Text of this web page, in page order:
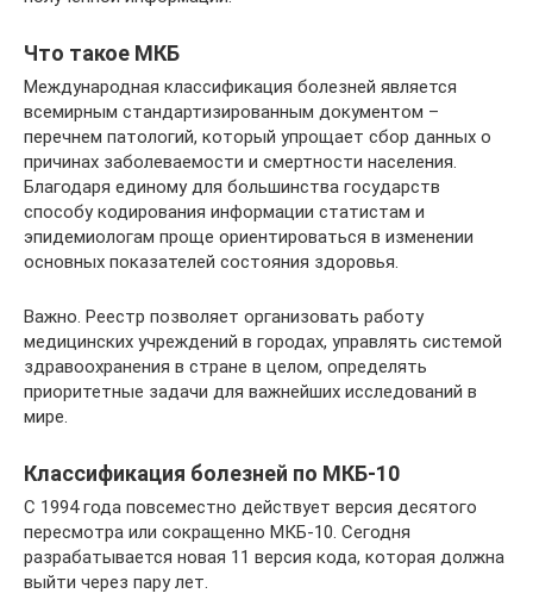
Что такое МКБ
Международная классификация болезней является
всемирным стандартизированным документом –
перечнем патологий, который упрощает сбор данных о
причинах заболеваемости и смертности населения.
Благодаря единому для большинства государств
способу кодирования информации статистам и
эпидемиологам проще ориентироваться в изменении
основных показателей состояния здоровья.
Важно. Реестр позволяет организовать работу
медицинских учреждений в городах, управлять системой
здравоохранения в стране в целом, определять
приоритетные задачи для важнейших исследований в
мире.
Классификация болезней по МКБ-10
С 1994 года повсеместно действует версия десятого
пересмотра или сокращенно МКБ-10. Сегодня
разрабатывается новая 11 версия кода, которая должна
выйти через пару лет.